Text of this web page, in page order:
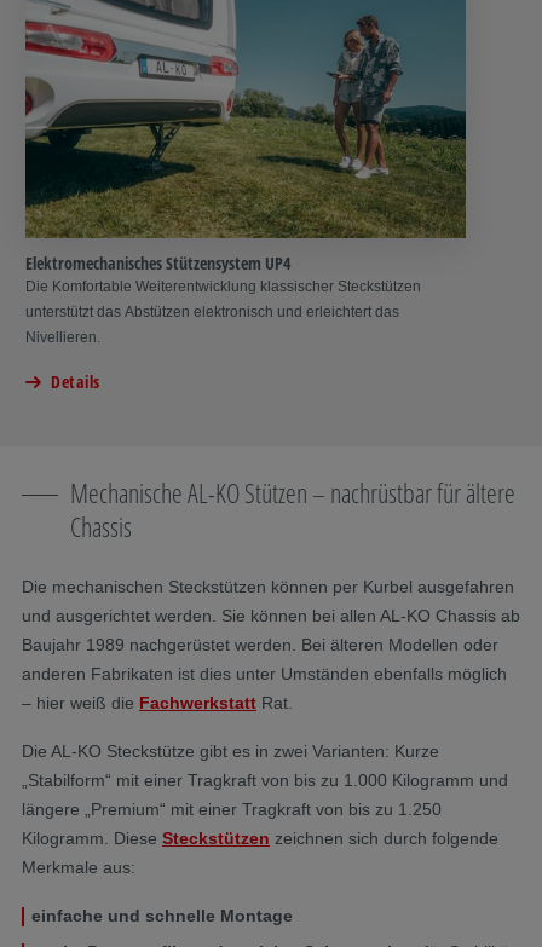
Elektromechanisches Stützensystem UP4
Die Komfortable Weiterentwicklung klassischer Steckstützen
unterstützt das Abstützen elektronisch und erleichtert das
Nivellieren.
Details
Mechanische AL-KO Stützen – nachrüstbar für ältere
Chassis
Die mechanischen Steckstützen können per Kurbel ausgefahren
und ausgerichtet werden. Sie können bei allen AL-KO Chassis ab
Baujahr 1989 nachgerüstet werden. Bei älteren Modellen oder
anderen Fabrikaten ist dies unter Umständen ebenfalls möglich
– hier weiß die Fachwerkstatt Rat.
Die AL-KO Steckstütze gibt es in zwei Varianten: Kurze
„Stabilform“ mit einer Tragkraft von bis zu 1.000 Kilogramm und
längere „Premium“ mit einer Tragkraft von bis zu 1.250
Kilogramm. Diese Steckstützen zeichnen sich durch folgende
Merkmale aus:
einfache und schnelle Montage